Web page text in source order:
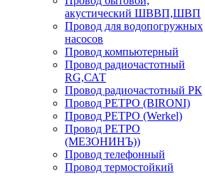
акустический ШВВП,ШВП
Провод для водопогружных
насосов
Провод компьютерный
Провод радиочастотный
RG,САТ
Провод радиочастотный РК
Провод РЕТРО (BIRONI)
Провод РЕТРО (Werkel)
Провод РЕТРО
(МЕЗОНИНЪ))
Провод телефонный
Провод термостойкий